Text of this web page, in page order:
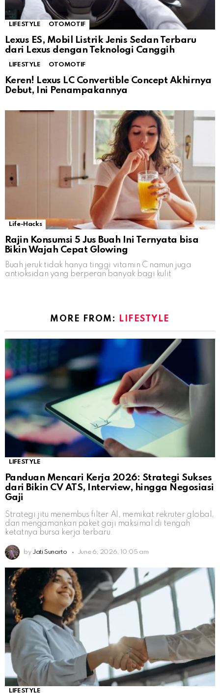
LIFESTYLE OTOMOTIF
Lexus ES, Mobil Listrik Jenis Sedan Terbaru
dari Lexus dengan Teknologi Canggih
LIFESTYLE OTOMOTIF
Keren! Lexus LC Convertible Concept Akhirnya
Debut, Ini Penampakannya
Life-Hacks
Rajin Konsumsi 5 Jus Buah Ini Ternyata bisa
Bikin Wajah Cepat Glowing
Buah jeruk tidak hanya tinggi vitamin C namun juga
antioksidan yang berperan banyak bagi kulit
MORE FROM: LIFESTYLE
LIFESTYLE
Panduan Mencari Kerja 2026: Strategi Sukses
dari Bikin CV ATS, Interview, hingga Negosiasi
Gaji
Strategi jitu menembus filter AI, memikat rekruter global,
dan mengamankan paket gaji maksimal di tengah
ketatnya bursa kerja terbaru.
by Jati Sunarto June 6, 2026, 10:05 am
LIFESTYLE